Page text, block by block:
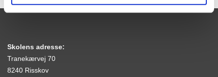
Skolens adresse:
Tranekærvej 70
8240 Risskov